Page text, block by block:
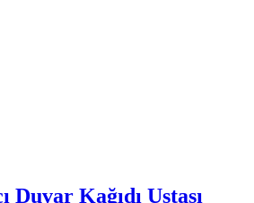
Duvar Kağıdı Ustası